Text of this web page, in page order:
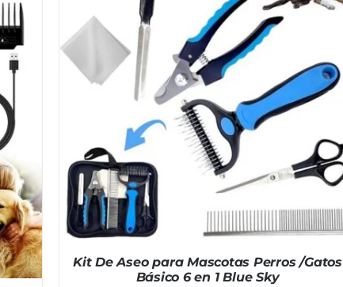
Kit De Aseo para Mascotas Perros /Gatos
Básico 6 en 1 Blue Sky